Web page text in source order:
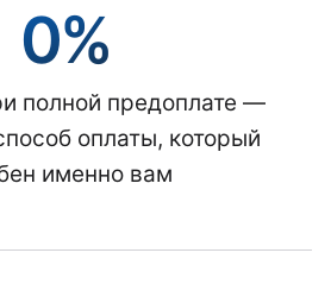
0%
полной предоплате —
оплаты, который
именно вам